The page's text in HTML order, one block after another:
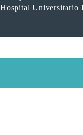
Hospital Universitario